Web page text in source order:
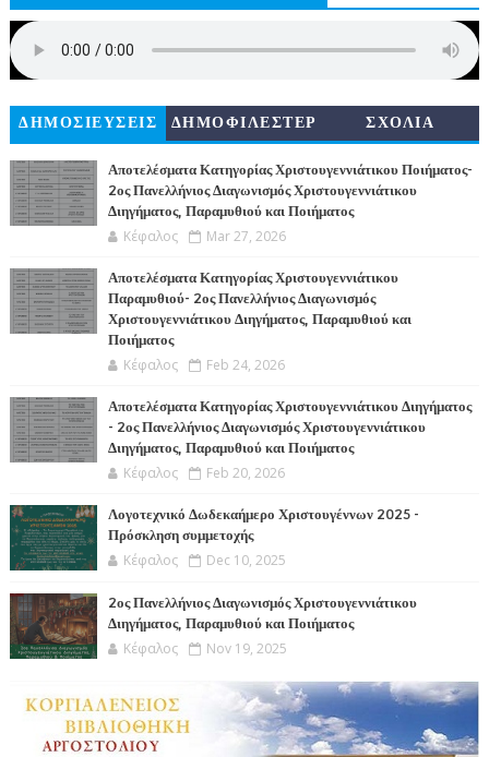
ΔΗΜΟΣΙΕΥΣΕΙΣ
ΔΗΜΟΦΙΛΕΣΤΕΡ
ΣΧΟΛΙΑ
Αποτελέσματα Κατηγορίας Χριστουγεννιάτικου Ποιήματος-
2ος Πανελλήνιος Διαγωνισμός Χριστουγεννιάτικου
Διηγήματος, Παραμυθιού και Ποιήματος
Κέφαλος Mar 27, 2026
Αποτελέσματα Κατηγορίας Χριστουγεννιάτικου
Παραμυθιού- 2ος Πανελλήνιος Διαγωνισμός
Χριστουγεννιάτικου Διηγήματος, Παραμυθιού και
Ποιήματος
Κέφαλος Feb 24, 2026
Αποτελέσματα Κατηγορίας Χριστουγεννιάτικου Διηγήματος
- 2ος Πανελλήνιος Διαγωνισμός Χριστουγεννιάτικου
Διηγήματος, Παραμυθιού και Ποιήματος
Κέφαλος Feb 20, 2026
Λογοτεχνικό Δωδεκαήμερο Χριστουγέννων 2025 -
Πρόσκληση συμμετοχής
Κέφαλος Dec 10, 2025
2ος Πανελλήνιος Διαγωνισμός Χριστουγεννιάτικου
Διηγήματος, Παραμυθιού και Ποιήματος
Κέφαλος Nov 19, 2025